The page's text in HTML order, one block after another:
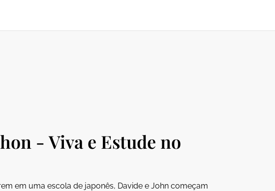
- Viva e Estude no
em uma escola de japonês, Davide e John começam